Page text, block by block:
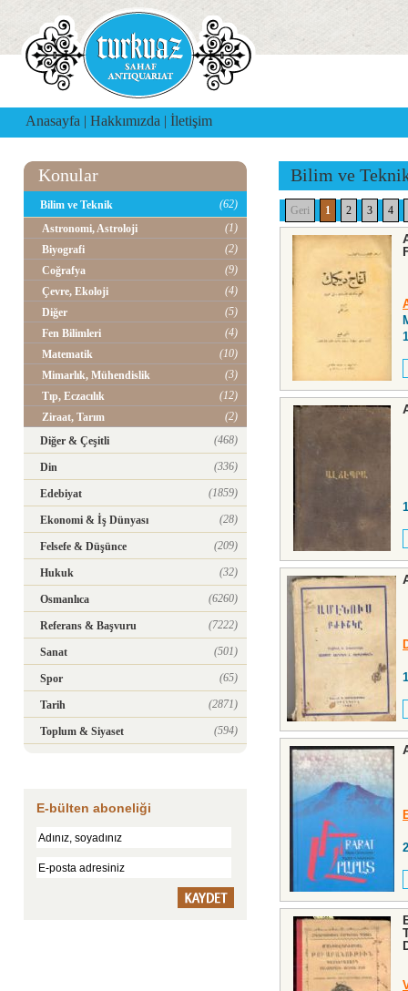
Anasayfa | Hakkımızda | İletişim
Konular
Bilim ve Teknik
(62)
Astronomi, Astroloji
(1)
Biyografi
(2)
Coğrafya
(9)
Çevre, Ekoloji
(4)
Diğer
(5)
Fen Bilimleri
(4)
Matematik
(10)
Mimarlık, Mühendislik
(3)
Tıp, Eczacılık
(12)
Ziraat, Tarım
(2)
Diğer & Çeşitli
(468)
Din (336)
Edebiyat (1859)
Ekonomi & İş Dünyası (28)
Felsefe & Düşünce (209)
Hukuk (32)
Osmanlıca (6260)
Referans & Başvuru (7222)
Sanat (501)
Spor (65)
Tarih (2871)
Toplum & Siyaset (594)
E-bülten aboneliği
Bilim ve
Geri 1 2 3 4